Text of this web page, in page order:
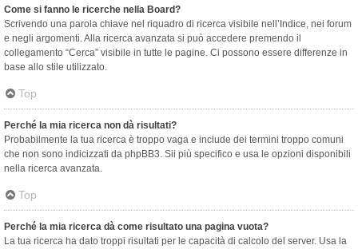
Come si fanno le ricerche nella Board?
Scrivendo una parola chiave nel riquadro di ricerca visibile nell’Indice, nei forum
e negli argomenti. Alla ricerca avanzata si può accedere premendo il
collegamento “Cerca” visibile in tutte le pagine. Ci possono essere differenze in
base allo stile utilizzato.
Top
Perché la mia ricerca non dà risultati?
Probabilmente la tua ricerca è troppo vaga e include dei termini troppo comuni
che non sono indicizzati da phpBB3. Sii più specifico e usa le opzioni disponibili
nella ricerca avanzata.
Top
Perché la mia ricerca dà come risultato una pagina vuota?
La tua ricerca ha dato troppi risultati per le capacità di calcolo del server. Usa la